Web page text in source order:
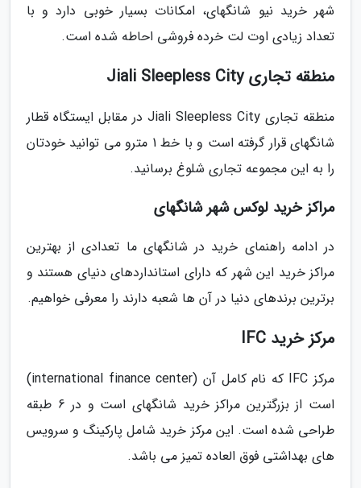
شهر خرید نیو شانگهای، امکانات بسیار خوبی دارد و با
تعداد زیادی اوت لت خرده فروشی احاطه شده است.
منطقه تجاری Jiali Sleepless City
منطقه تجاری Jiali Sleepless City در مقابل ایستگاه قطار
شانگهای قرار گرفته است و با خط 1 مترو می توانید خودتان
را به این مجموعه تجاری شلوغ برسانید.
مراکز خرید لوکس شهر شانگهای
در ادامه راهنمای خرید در شانگهای ما تعدادی از بهترین
مراکز خرید این شهر که دارای استانداردهای دنیای هستند و
برترین برندهای دنیا در آن ها شعبه دارند را معرفی خواهیم.
مرکز خرید IFC
مرکز IFC که نام کامل آن (international finance center)
است از بزرگترین مراکز خرید شانگهای است و در 6 طبقه
طراحی شده است. این مرکز خرید شامل پارکینگ و سرویس
های بهداشتی فوق العاده تمیز می باشد.